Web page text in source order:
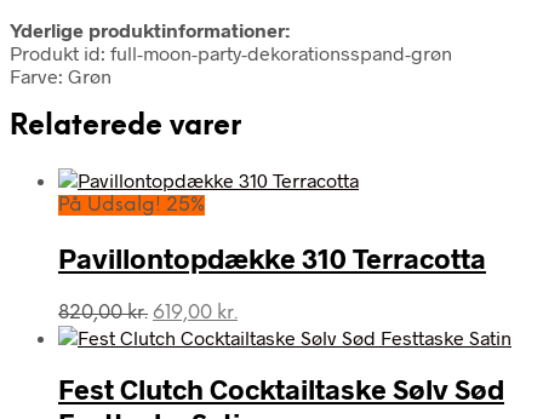
Yderlige produktinformationer:
Produkt id: full-moon-party-dekorationsspand-grøn
Farve: Grøn
Relaterede varer
På Udsalg! 25%
Pavillontopdække 310 Terracotta
820,00kr. Den
oprindelige
var:
820,00 kr..
619,00 kr.
aktuelle
er:
619,00 kr..
Fest Clutch Cocktailtaske Sølv Sød